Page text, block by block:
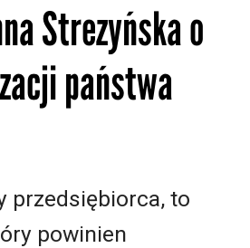
Strezyńska o
państwa
przedsiębiorca, to
powinien